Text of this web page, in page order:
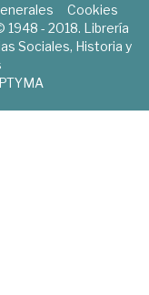
Cookies
1948 - 2018. Librería
Sociales, Historia y